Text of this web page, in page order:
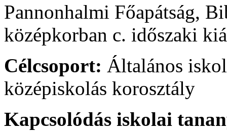
Pannonhalmi Főapátság,
középkorban c. időszaki
Célcsoport: Általános
középiskolás korosztály
Kapcsolódás iskolai